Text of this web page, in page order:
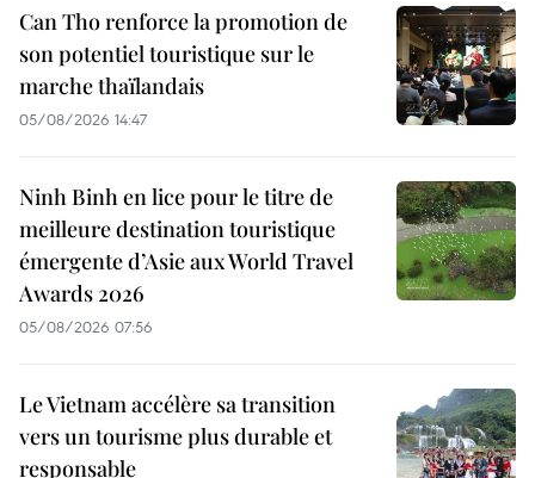
Can Tho renforce la promotion de
son potentiel touristique sur le
marche thaïlandais
05/08/2026 14:47
Ninh Binh en lice pour le titre de
meilleure destination touristique
émergente d’Asie aux World Travel
Awards 2026
05/08/2026 07:56
Le Vietnam accélère sa transition
vers un tourisme plus durable et
responsable